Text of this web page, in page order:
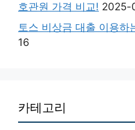
호관원 가격 비교! 2025-
토스 비상금 대출 이용하
16
카테고리